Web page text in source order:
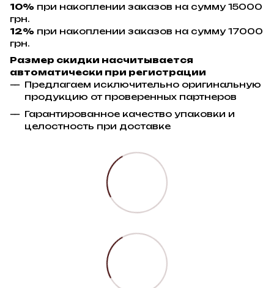
10% при накоплении заказов на сумму 15000
грн.
12% при накоплении заказов на сумму 17000
грн.
Размер скидки насчитывается
автоматически при регистрации
Предлагаем исключительно оригинальную
продукцию от проверенных партнеров
Гарантированное качество упаковки и
целостность при доставке